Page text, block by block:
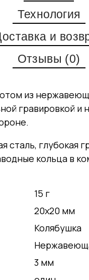
Технология
и
Отзывы (0)
из
гравировкой и
сталь, глубокая
кольца в
15 г
20х20 мм
Колябушка
3 мм